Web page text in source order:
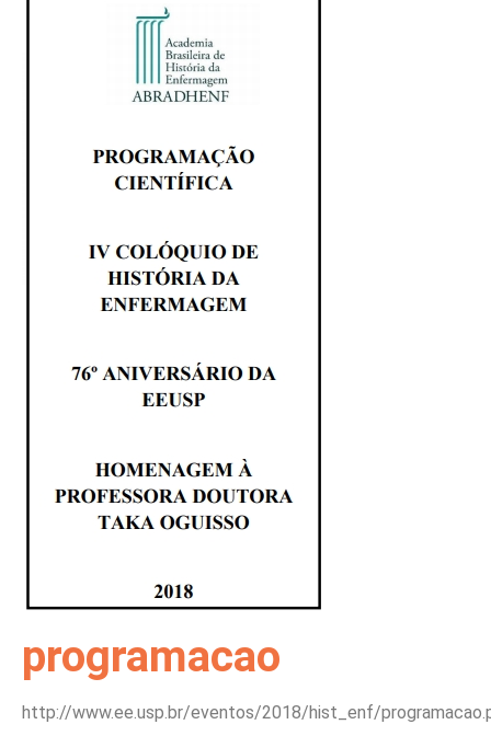
programacao
http://www.ee.usp.br/eventos/2018/hist_enf/